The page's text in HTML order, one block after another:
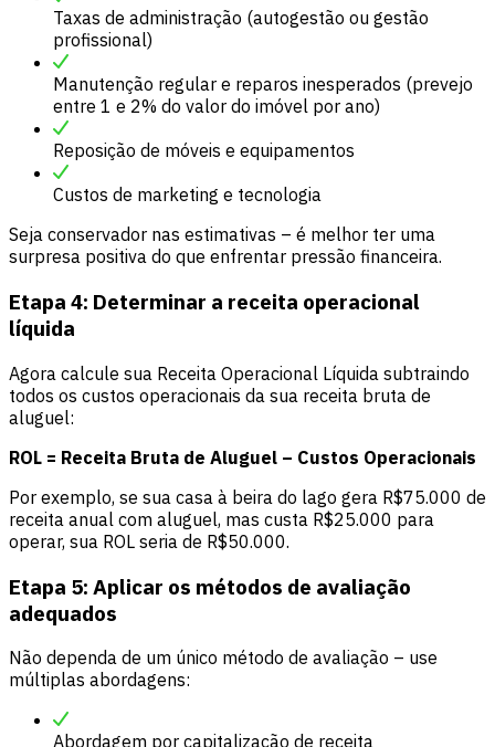
Taxas de administração (autogestão ou gestão
profissional)
Manutenção regular e reparos inesperados (prevejo
entre 1 e 2% do valor do imóvel por ano)
Reposição de móveis e equipamentos
Custos de marketing e tecnologia
Seja conservador nas estimativas – é melhor ter uma
surpresa positiva do que enfrentar pressão financeira.
Etapa 4: Determinar a receita operacional
líquida
Agora calcule sua Receita Operacional Líquida subtraindo
todos os custos operacionais da sua receita bruta de
aluguel:
ROL = Receita Bruta de Aluguel – Custos Operacionais
Por exemplo, se sua casa à beira do lago gera R$75.000 de
receita anual com aluguel, mas custa R$25.000 para
operar, sua ROL seria de R$50.000.
Etapa 5: Aplicar os métodos de avaliação
adequados
Não dependa de um único método de avaliação – use
múltiplas abordagens:
Abordagem por capitalização de receita